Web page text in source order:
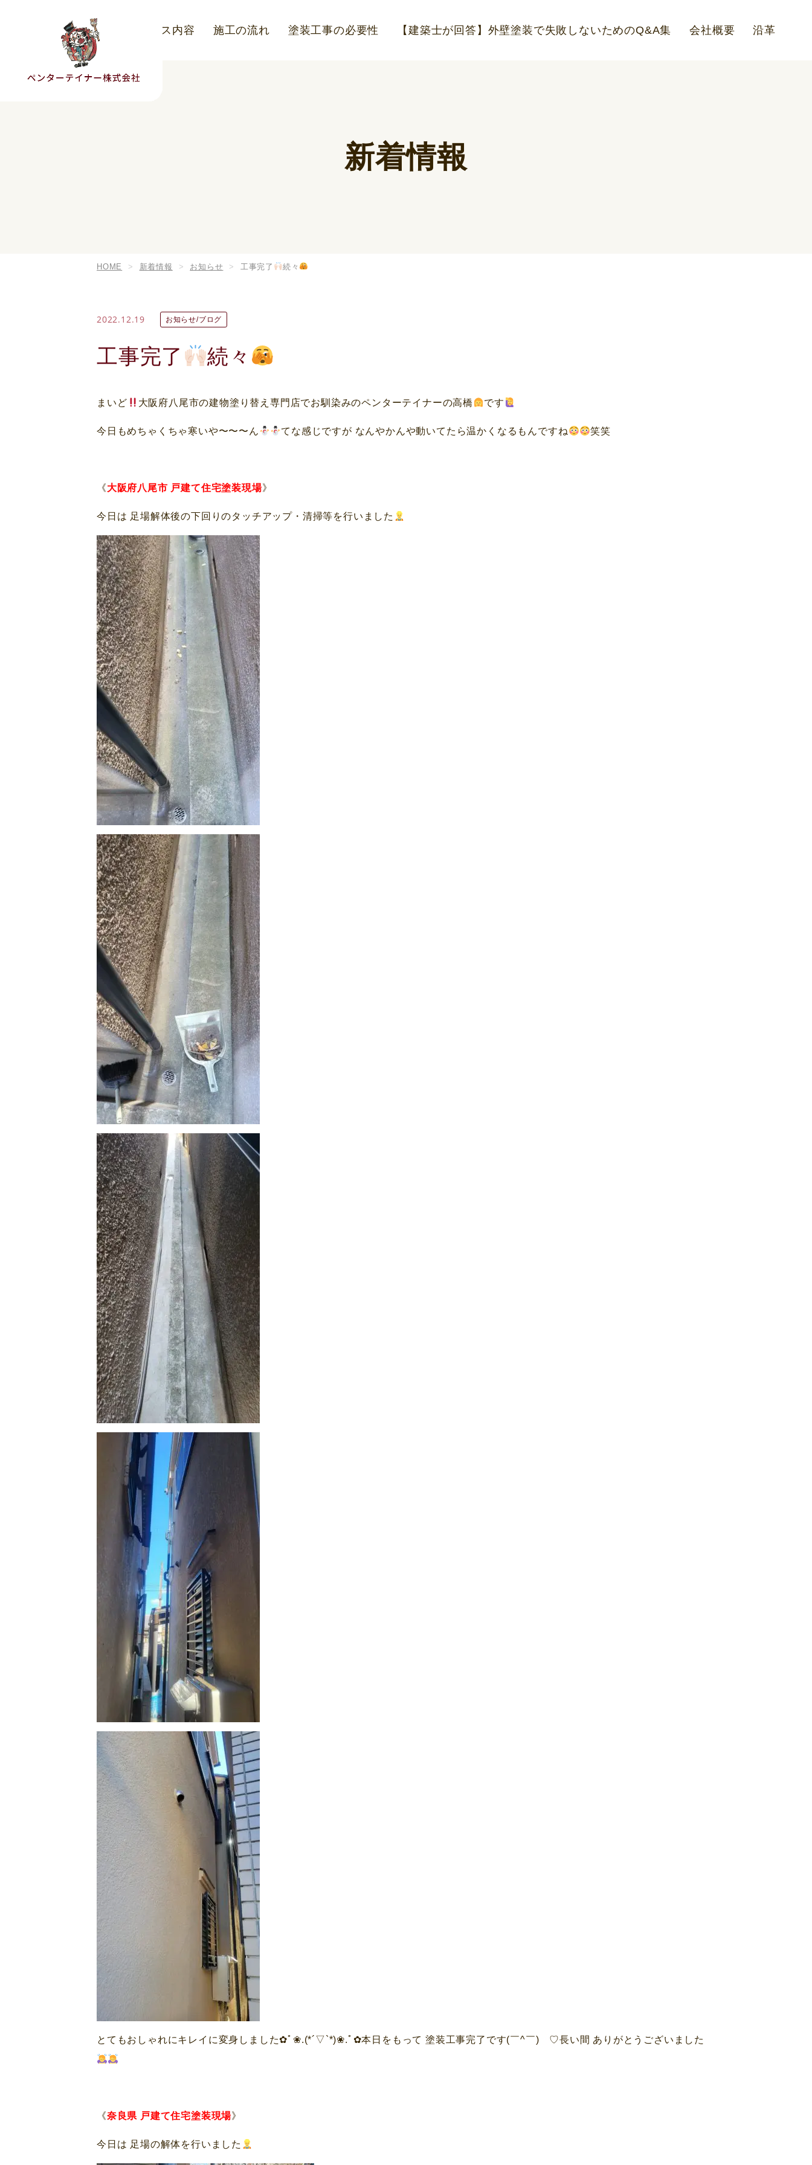
こだわり サービス内容 施工の流れ 塗装工事の必要性 【建築士が回答】外壁塗装で失敗しないためのQ&A集 会社概要 沿革
新着情報
HOME 新着情報 お知らせ 工事完了 続々
2022.12.19 お知らせ/ブログ
工事完了 続々
まいど 大阪府八尾市の建物塗り替え専門店でお馴染みのペンターテイナーの高橋 です
今日もめちゃくちゃ寒いや〜〜〜ん てな感じですが なんやかんや動いてたら温かくなるもんですね 笑笑
《大阪府八尾市 戸建て住宅塗装現場》
今日は 足場解体後の下回りのタッチアップ・清掃等を行いました
とてもおしゃれにキレイに変身しました✿ﾟ❀.(*´▽`*)❀.ﾟ✿本日をもって 塗装工事完了です(￣^￣)ゞ♡長い間 ありがとうございました
《奈良県 戸建て住宅塗装現場》
今日は 足場の解体を行いました